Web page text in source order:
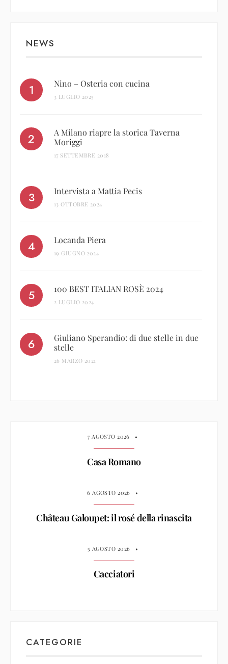
NEWS
Nino – Osteria con cucina
3 LUGLIO 2025
A Milano riapre la storica Taverna
Moriggi
17 SETTEMBRE 2018
Intervista a Mattia Pecis
13 OTTOBRE 2024
Locanda Piera
19 GIUGNO 2024
100 BEST ITALIAN ROSÈ 2024
2 LUGLIO 2024
Giuliano Sperandio: di due stelle in due
stelle
26 MARZO 2021
7 AGOSTO 2026 •
Casa Romano
6 AGOSTO 2026 •
Château Galoupet: il rosé della rinascita
5 AGOSTO 2026 •
Cacciatori
CATEGORIE